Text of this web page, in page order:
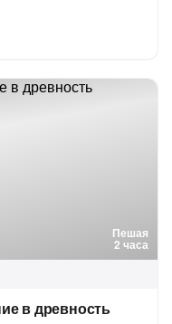
Пешая
2 часа
в древность